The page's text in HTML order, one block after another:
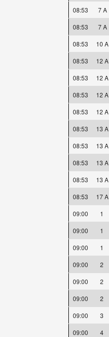
08:53
7 A
08:53
7 A
08:53
10 A
08:53
12 A
08:53
12 A
08:53
12 A
08:53
12 A
08:53
13 A
08:53
13 A
08:53
13 A
08:53
13 A
08:53
17 A
09:00
1
09:00
1
09:00
1
09:00
2
09:00
2
09:00
2
09:00
3
09:00
4